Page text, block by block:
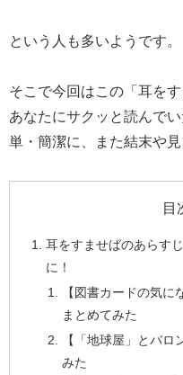
という人も多いようです。
そこで今回はこの「耳を
あなたにサクッと読んで
単・簡潔に、また結末や
目
耳をすませばのあらす
に！
【図書カードの気
まとめてみた
【「地球屋」とバ
みた